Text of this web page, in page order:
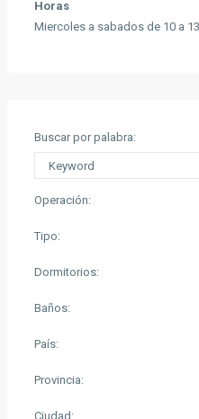
Horas
Miercoles a sabados de 10 a
Buscar por palabra:
Operación:
Tipo:
Dormitorios:
Baños:
País:
Provincia:
Ciudad: